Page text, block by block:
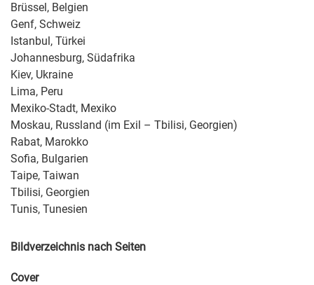
Brüssel, Belgien
Genf, Schweiz
Istanbul, Türkei
Johannesburg, Südafrika
Kiev, Ukraine
Lima, Peru
Mexiko-Stadt, Mexiko
Moskau, Russland (im Exil – Tbilisi, Georgien)
Rabat, Marokko
Sofia, Bulgarien
Taipe, Taiwan
Tbilisi, Georgien
Tunis, Tunesien
Bildverzeichnis nach Seiten
Cover